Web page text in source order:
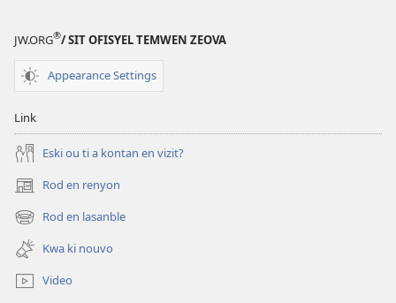
JW.ORG®/ SIT OFISYEL TEMWEN ZEOVA
Appearance Settings
Link
Eski ou ti a kontan en vizit?
Rod en renyon
(opens
new
window)
Rod en lasanble
(opens
new
window)
Kwa ki nouvo
Video